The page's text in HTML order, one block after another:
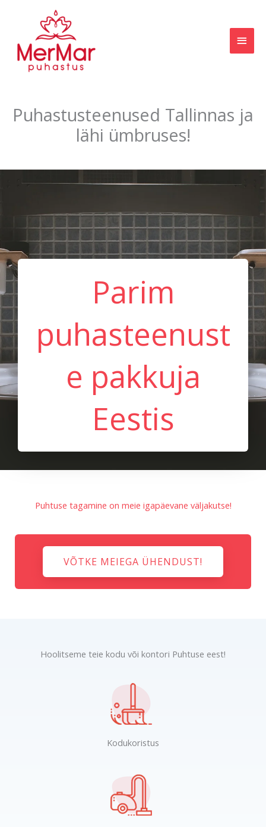
Puhastusteenused Tallinnas ja
lähi ümbruses!
Parim
puhasteenust
e pakkuja
Eestis
Puhtuse tagamine on meie igapäevane väljakutse!
VÕTKE MEIEGA ÜHENDUST!
Hoolitseme teie kodu või kontori Puhtuse eest!
Kodukoristus